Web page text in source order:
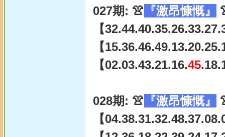
027期: 👚 『激昂慷慨』
【
【
【02.03.43.21.16.45
028期: 👚 『激昂慷慨』
【